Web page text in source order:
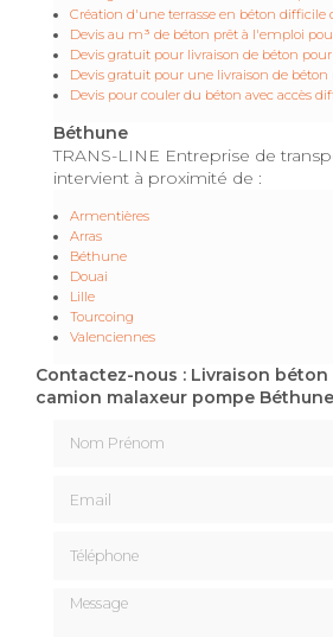
Création d'une terrasse en béton difficile
Devis au m³ de béton prêt à l'emploi
Devis gratuit pour livraison de béton
Devis gratuit pour une livraison de
Devis pour couler du béton avec accès
Béthune
TRANS-LINE Entreprise de
intervient à proximité de :
Armentières
Arras
Béthune
Douai
Lille
Tourcoing
Valenciennes
Contactez-nous : Livraison béton
camion malaxeur pompe Béthune
Message